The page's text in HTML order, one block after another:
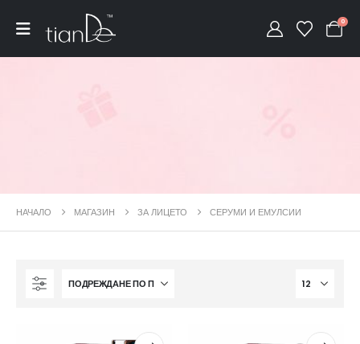
0
НАЧАЛО МАГАЗИН ЗА ЛИЦЕТО СЕРУМИ И ЕМУЛСИИ